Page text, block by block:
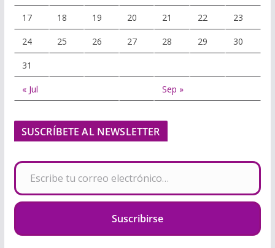
17 18 19 20 21 22 23
24 25 26 27 28 29 30
31
« Jul Sep »
SUSCRÍBETE AL NEWSLETTER
Escribe tu correo electrónico…
Suscribirse